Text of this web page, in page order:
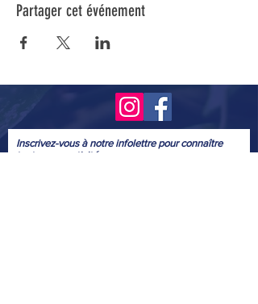
Partager cet événement
Inscrivez-vous à notre infolettre pour connaître
toutes nos activités.